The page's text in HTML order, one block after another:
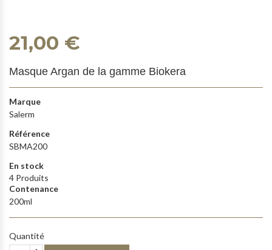
21,00 €
Masque Argan de la gamme Biokera
Marque
Salerm
Référence
SBMA200
En stock
4 Produits
Contenance
200ml
Quantité